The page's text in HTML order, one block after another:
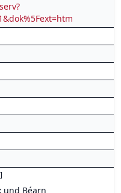
]
und Béarn